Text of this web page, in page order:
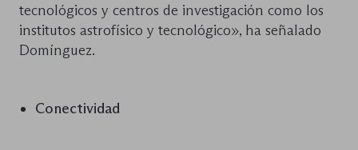
tecnológicos y centros de investigación como los
institutos astrofísico y tecnológico», ha señalado
Domínguez.
Conectividad